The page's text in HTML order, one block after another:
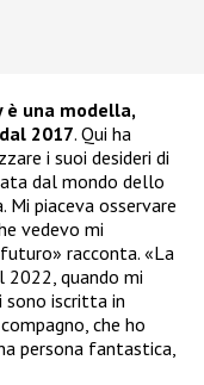
una modella,
2017. Qui ha
i suoi desideri di
dal mondo dello
piaceva osservare
vedevo mi
racconta. «La
quando mi
sono iscritta in
che ho
persona fantastica,